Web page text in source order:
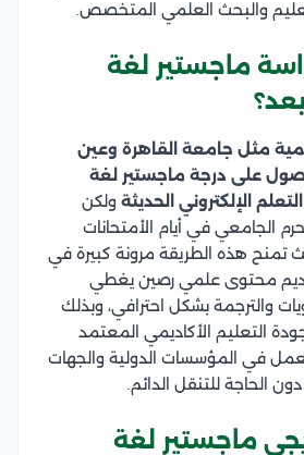
والبحث العلمي المتخصص.
ماجستير لغة
مثل جامعة القاهرة وعين
على درجة ماجستير لغة
الإلكتروني الحديثة ولكن
الجامعي في أيام الأمتحانات
تمنح هذه الطريقة مرونة كبيرة في
محتوى علمي رصين يغطي
والترجمة بشكل احترافي، وبذلك
التعليم الأكاديمي المعتمد
في المؤسسات الدولية والجهات
الحاجة للتنقل الدائم.
ماجستير لغة